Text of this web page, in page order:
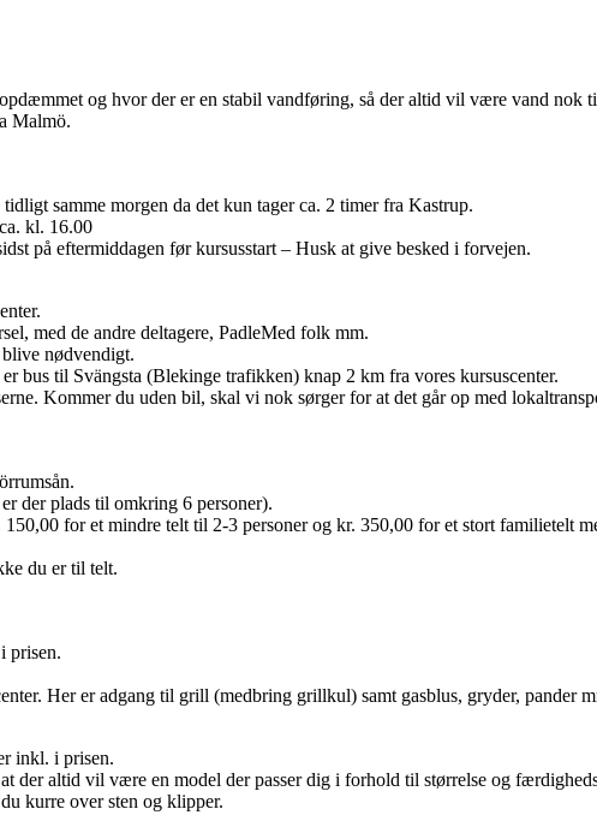
og hvor der er en stabil vandføring, så der altid vil være vand nok
Malmö.
samme morgen da det kun tager ca. 2 timer fra Kastrup.
kl. 16.00
på eftermiddagen før kursusstart – Husk at give besked i forvejen.
med de andre deltagere, PadleMed folk mm.
nødvendigt.
bus til Svängsta (Blekinge trafikken) knap 2 km fra vores kursuscenter.
Kommer du uden bil, skal vi nok sørger for at det går op med
der plads til omkring 6 personer).
for et mindre telt til 2-3 personer og kr. 350,00 for et stort familietelt
du er til telt.
prisen.
Her er adgang til grill (medbring grillkul) samt gasblus, gryder, pander
inkl. i prisen.
der altid vil være en model der passer dig i forhold til størrelse og
kurre over sten og klipper.